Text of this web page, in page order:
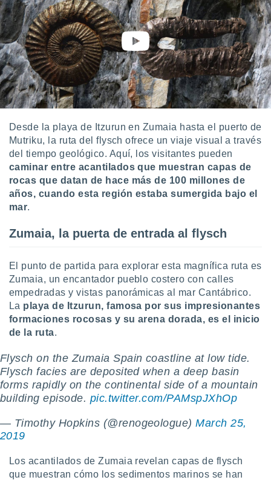
utilizar
crear un
uso de
la
contenido
medir el
la
el
del
de
o a través
de
de
con el
e
publicidad
Desde la playa de Itzurun en Zumaia hasta el puerto de
Mutriku, la ruta del flysch ofrece un viaje visual a través
del tiempo geológico. Aquí, los visitantes pueden
caminar entre acantilados que muestran capas de
rocas que datan de hace más de 100 millones de
años, cuando esta región estaba sumergida bajo el
mar.
Zumaia, la puerta de entrada al flysch
El punto de partida para explorar esta magnífica ruta es
Zumaia, un encantador pueblo costero con calles
empedradas y vistas panorámicas al mar Cantábrico.
La playa de Itzurun, famosa por sus impresionantes
formaciones rocosas y su arena dorada, es el inicio
de la ruta.
Flysch on the Zumaia Spain coastline at low tide.
Flysch facies are deposited when a deep basin
forms rapidly on the continental side of a mountain
building episode. pic.twitter.com/PAMspJXhOp
— Timothy Hopkins (@renogeologue)March 25,
2019
Los acantilados de Zumaia revelan capas de flysch
que muestran cómo los sedimentos marinos se han